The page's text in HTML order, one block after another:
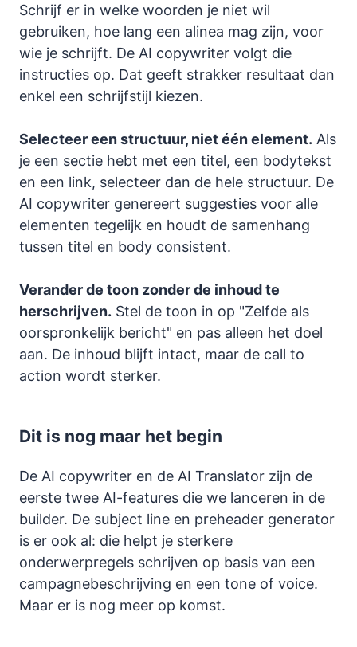
Schrijf er in welke woorden je niet wil
gebruiken, hoe lang een alinea mag zijn, voor
wie je schrijft. De AI copywriter volgt die
instructies op. Dat geeft strakker resultaat dan
enkel een schrijfstijl kiezen.
Selecteer een structuur, niet één element. Als
je een sectie hebt met een titel, een bodytekst
en een link, selecteer dan de hele structuur. De
AI copywriter genereert suggesties voor alle
elementen tegelijk en houdt de samenhang
tussen titel en body consistent.
Verander de toon zonder de inhoud te
herschrijven. Stel de toon in op "Zelfde als
oorspronkelijk bericht" en pas alleen het doel
aan. De inhoud blijft intact, maar de call to
action wordt sterker.
Dit is nog maar het begin
De AI copywriter en de AI Translator zijn de
eerste twee AI-features die we lanceren in de
builder. De subject line en preheader generator
is er ook al: die helpt je sterkere
onderwerpregels schrijven op basis van een
campagnebeschrijving en een tone of voice.
Maar er is nog meer op komst.